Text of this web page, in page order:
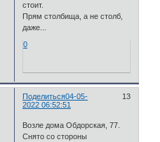
стоит.
Прям столбища, а не столб,
даже...
0
Поделиться 13
04-05-
2022 06:52:51
Возле дома Обдорская, 77.
Снято со стороны